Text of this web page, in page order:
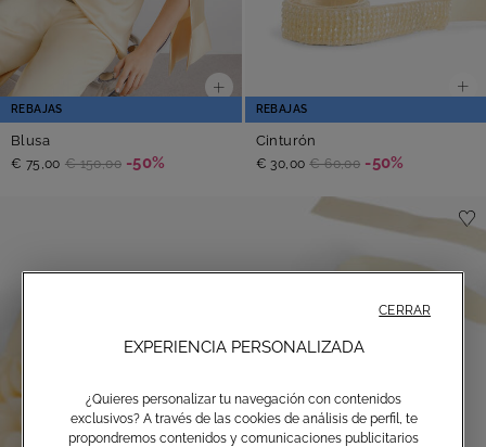
REBAJAS
Blusa
€ 75,00 € 150,00 -50%
REBAJAS
Cinturón
€ 30,00 € 60,00 -50%
EXPERIENCIA PERSONALIZADA
¿Quieres personalizar tu navegación con contenidos
exclusivos? A través de las cookies de análisis de perfil, te
propondremos contenidos y comunicaciones publicitarios
CERRAR